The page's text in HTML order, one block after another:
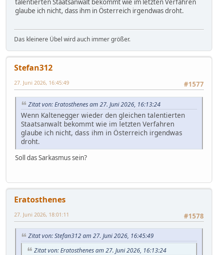
talentierten Staatsanwalt bekommt wie im letzten Verfahren
glaube ich nicht, dass ihm in Österreich irgendwas droht.
Das kleinere Übel wird auch immer größer.
Stefan312
#1577
27. Juni 2026, 16:45:49
Zitat von: Eratosthenes am 27. Juni 2026, 16:13:24
Wenn Kaltenegger wieder den gleichen talentierten
Staatsanwalt bekommt wie im letzten Verfahren
glaube ich nicht, dass ihm in Österreich irgendwas
droht.
Soll das Sarkasmus sein?
Eratosthenes
#1578
27. Juni 2026, 18:01:11
Zitat von: Stefan312 am 27. Juni 2026, 16:45:49
Zitat von: Eratosthenes am 27. Juni 2026, 16:13:24